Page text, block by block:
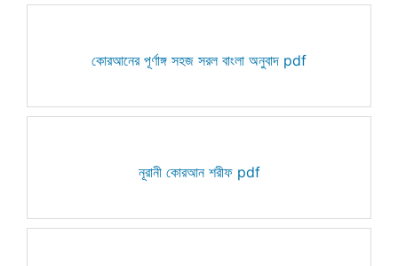
কোরআনের পূর্ণাঙ্গ সহজ সরল বাংলা অনুবাদ pdf
নূরানী কোরআন শরীফ pdf